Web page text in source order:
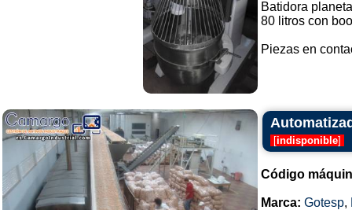
Batidora
80 litros con
Piezas en
[indisponible]
Código
Marca: Gotesp,